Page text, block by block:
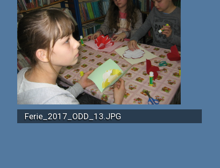
Ferie_2017_ODD_13.JPG